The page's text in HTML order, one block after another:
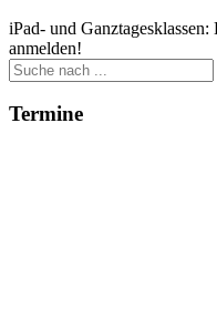
iPad- und
anmelden!
Suche
nach:
Termine